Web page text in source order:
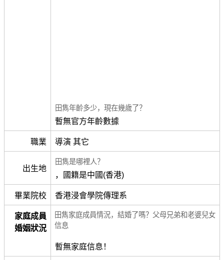
田雋年齡多少，現在幾歲了？
暫無官方年齡數據
職業 導演 其它
出生地
田雋是哪裡人？
，國籍是中國(香港)
畢業院校 香港浸會學院傳理系
家庭成員
婚姻狀況
田雋家庭成員情況，結婚了嗎？父母兄弟和老婆兒女
信息
暫無家庭信息！